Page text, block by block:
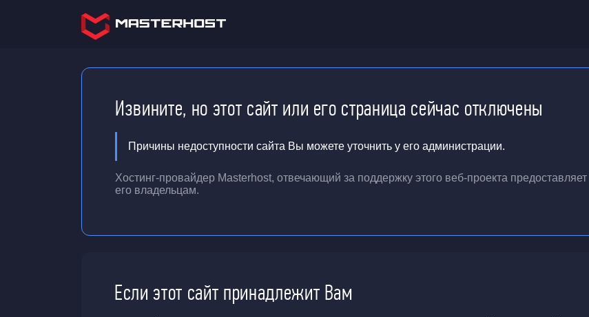
Извините, но этот сайт или его страница сейчас отключены
Причины недоступности сайта Вы можете уточнить у его администрации.
Хостинг-провайдер Masterhost, отвечающий за поддержку этого веб-проекта
его владельцам.
Если этот сайт принадлежит Вам